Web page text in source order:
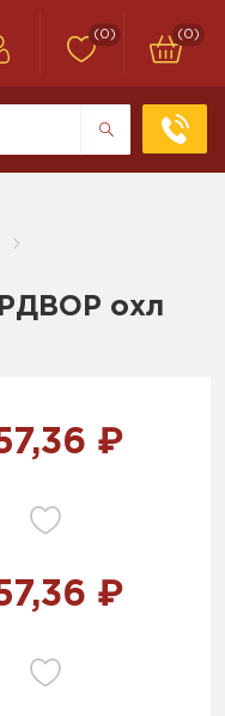
(0) (0)
охл
₽
₽